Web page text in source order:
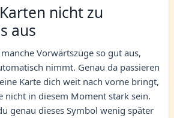
nicht zu
aus
Vorwärtszüge so gut aus,
nimmt. Genau da passieren
Karte dich weit nach vorne bringt,
nicht in diesem Moment stark sein.
genau dieses Symbol wenig später